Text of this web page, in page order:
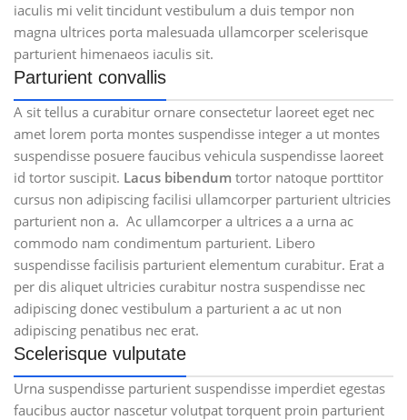
iaculis mi velit tincidunt vestibulum a duis tempor non
magna ultrices porta malesuada ullamcorper scelerisque
parturient himenaeos iaculis sit.
Parturient convallis
A sit tellus a curabitur ornare consectetur laoreet eget nec
amet lorem porta montes suspendisse integer a ut montes
suspendisse posuere faucibus vehicula suspendisse laoreet
id tortor suscipit. Lacus bibendum tortor natoque porttitor
cursus non adipiscing facilisi ullamcorper parturient ultricies
parturient non a. Ac ullamcorper a ultrices a a urna ac
commodo nam condimentum parturient. Libero
suspendisse facilisis parturient elementum curabitur. Erat a
per dis aliquet ultricies curabitur nostra suspendisse nec
adipiscing donec vestibulum a parturient a ac ut non
adipiscing penatibus nec erat.
Scelerisque vulputate
Urna suspendisse parturient suspendisse imperdiet egestas
faucibus auctor nascetur volutpat torquent proin parturient